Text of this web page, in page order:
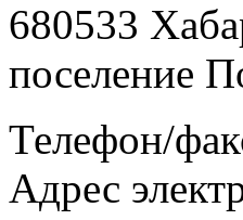
680533
поселение
Телефон/
Адрес